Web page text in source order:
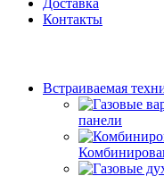
Доставка
Контакты
Встраиваемая
панели